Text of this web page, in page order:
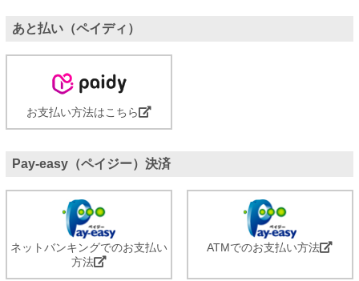
あと払い（ペイディ）
お支払い方法はこちら
Pay-easy（ペイジー）決済
ネットバンキングでのお支払い
方法
ATMでのお支払い方法